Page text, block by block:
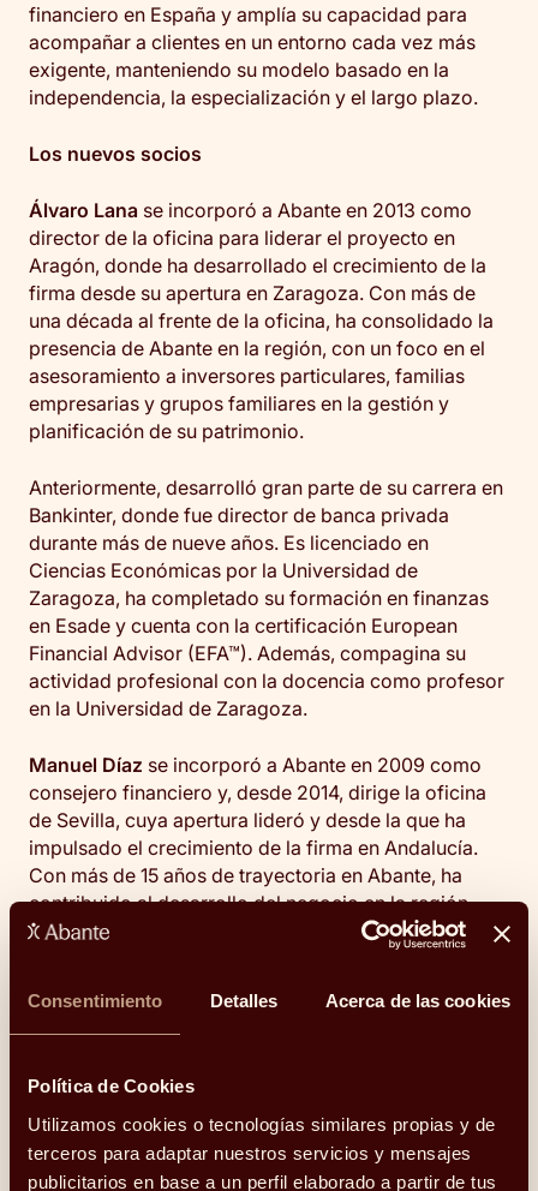
Consentimiento Detalles Acerca de las cookies
Política de Cookies
Utilizamos cookies o tecnologías similares propias y de
terceros para adaptar nuestros servicios y mensajes
publicitarios en base a un perfil elaborado a partir de tus
financiero en España y amplía su capacidad para
acompañar a clientes en un entorno cada vez más
exigente, manteniendo su modelo basado en la
independencia, la especialización y el largo plazo.
Los nuevos socios
Álvaro Lana se incorporó a Abante en 2013 como
director de la oficina para liderar el proyecto en
Aragón, donde ha desarrollado el crecimiento de la
firma desde su apertura en Zaragoza. Con más de
una década al frente de la oficina, ha consolidado la
presencia de Abante en la región, con un foco en el
asesoramiento a inversores particulares, familias
empresarias y grupos familiares en la gestión y
planificación de su patrimonio.
Anteriormente, desarrolló gran parte de su carrera en
Bankinter, donde fue director de banca privada
durante más de nueve años. Es licenciado en
Ciencias Económicas por la Universidad de
Zaragoza, ha completado su formación en finanzas
en Esade y cuenta con la certificación European
Financial Advisor (EFA™). Además, compagina su
actividad profesional con la docencia como profesor
en la Universidad de Zaragoza.
Manuel Díaz se incorporó a Abante en 2009 como
consejero financiero y, desde 2014, dirige la oficina
de Sevilla, cuya apertura lideró y desde la que ha
impulsado el crecimiento de la firma en Andalucía.
Con más de 15 años de trayectoria en Abante, ha
contribuido al desarrollo del negocio en la región,
especialmente en el asesoramiento a inversores
particulares, familias empresarias y grupos familiares
Antes de su incorporación a Abante, trabajó como
auditor interno en Santander UK. Inició su carrera
profesional en Crédit Agricole. Es licenciado en
Derecho y cuenta con un Máster en Bolsa y Mercados
Financieros por el IEB, además de la certificación